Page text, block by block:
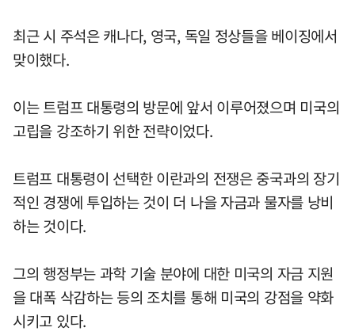
최근 시 주석은 캐나다, 영국, 독일 정상들을 베이징에서
맞이했다.
이는 트럼프 대통령의 방문에 앞서 이루어졌으며 미국의
고립을 강조하기 위한 전략이었다.
트럼프 대통령이 선택한 이란과의 전쟁은 중국과의 장기
적인 경쟁에 투입하는 것이 더 나을 자금과 물자를 낭비
하는 것이다.
그의 행정부는 과학 기술 분야에 대한 미국의 자금 지원
을 대폭 삭감하는 등의 조치를 통해 미국의 강점을 약화
시키고 있다.